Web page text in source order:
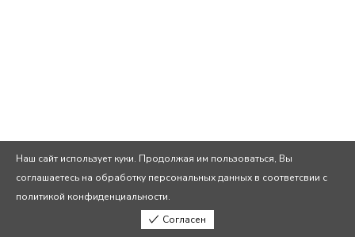
Наш сайт использует куки. Продолжая им пользоваться, Вы
соглашаетесь на обработку персональных данных в соответсвии с
политикой конфиденциальности.
Согласен